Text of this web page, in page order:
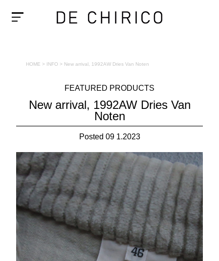
HOME > INFO > New arrival, 1992AW Dries Van Noten
FEATURED PRODUCTS
New arrival, 1992AW Dries Van
Noten
Posted 09 1.2023